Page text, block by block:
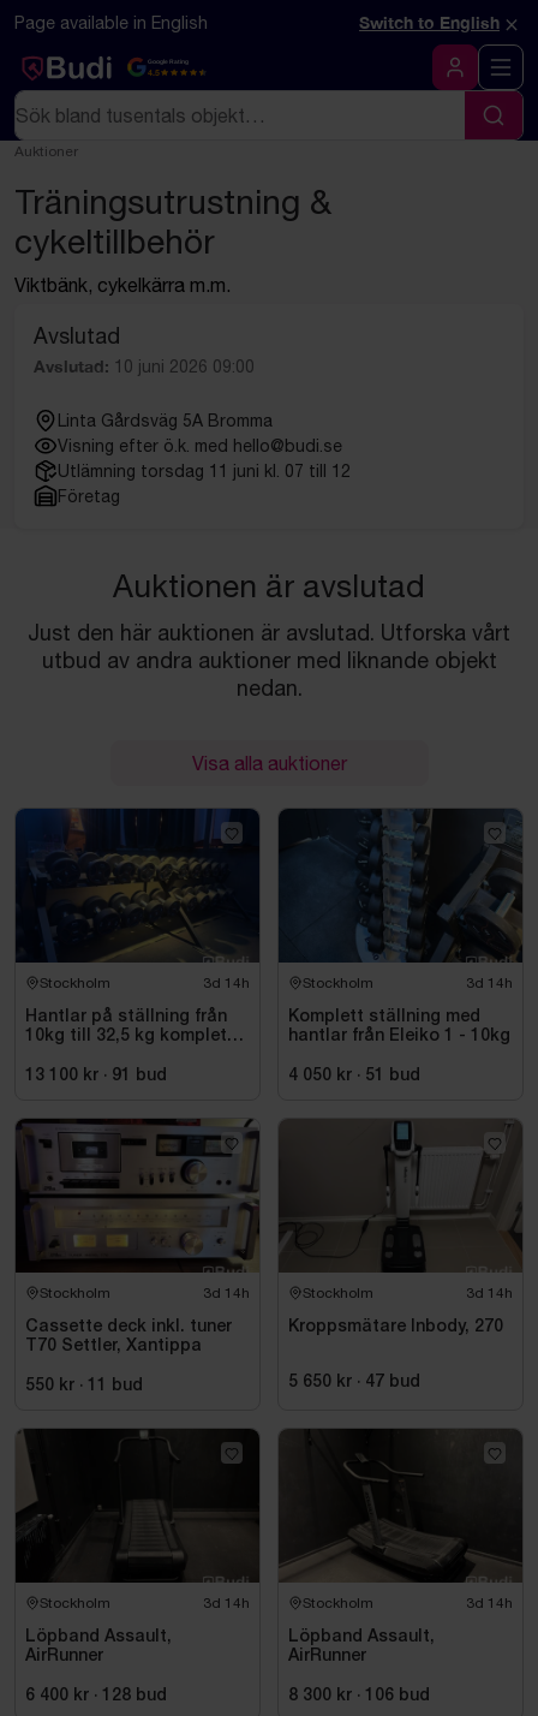
Hoppa till innehåll
Textbaserad (markdown) version av denna sida
Page available in English Switch to English ×
Google Rating
4.5
Logga in
Sök
Sök
Auktioner
Träningsutrustning &
cykeltillbehör
Viktbänk, cykelkärra m.m.
Avslutad
Avslutad: 10 juni 2026 09:00
Linta Gårdsväg 5A Bromma
Visning efter ö.k. med hello@budi.se
Utlämning torsdag 11 juni kl. 07 till 12
Företag
Auktionen är avslutad
Just den här auktionen är avslutad. Utforska vårt
utbud av andra auktioner med liknande objekt
nedan.
Visa alla auktioner
Stockholm 3d 14h
Hantlar på ställning från
10kg till 32,5 kg komplett
13 100 kr · 91 bud
Stockholm 3d 14h
Komplett ställning med
hantlar från Eleiko 1 - 10kg
4 050 kr · 51 bud
Stockholm 3d 14h
Cassette deck inkl. tuner
T70 Settler, Xantippa
550 kr · 11 bud
Stockholm 3d 14h
Kroppsmätare Inbody, 270
5 650 kr · 47 bud
Stockholm 3d 14h
Löpband Assault,
AirRunner
6 400 kr · 128 bud
Stockholm 3d 14h
Löpband Assault,
AirRunner
8 300 kr · 106 bud